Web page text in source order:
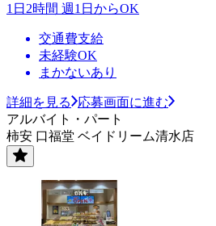
1日2時間 週1日からOK
交通費支給
未経験OK
まかないあり
詳細を見る
応募画面に進む
アルバイト・パート
柿安 口福堂 ベイドリーム清水店